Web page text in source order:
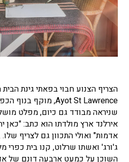
הצריף הצנוע חבוי בפאתי גינת
שניראה מבודד גם כיום, מפלט
אירלנד ארץ מולדתו הוא כתב: "כאן
ג'ורג' ואשתו שרלוט, קנו בית כפרי
השוכן על כמעט ארבעה דונם של